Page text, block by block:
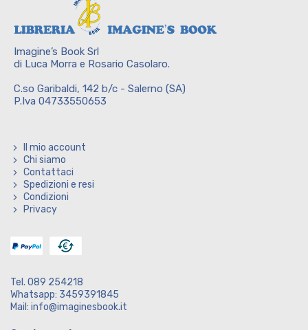
Imagine’s Book Srl
di Luca Morra e Rosario Casolaro.
C.so Garibaldi, 142 b/c - Salerno (SA)
P.Iva 04733550653
Il mio account
Chi siamo
Contattaci
Spedizioni e resi
Condizioni
Privacy
Tel. 089 254218
Whatsapp: 3459391845
Mail: info@imaginesbook.it